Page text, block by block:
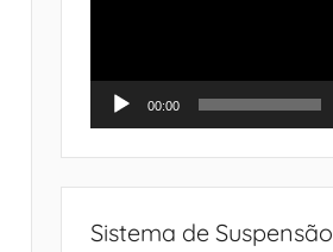
00:00
Sistema de Suspensão